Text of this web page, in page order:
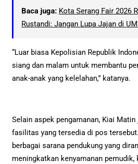
Baca juga: Kota Serang Fair 2026
Rustandi: Jangan Lupa Jajan di
“Luar biasa Kepolisian Republik
siang dan malam untuk membantu
anak-anak yang kelelahan,” katanya.
Selain aspek pengamanan, Kiai
fasilitas yang tersedia di pos
berbagai sarana pendukung yang
meningkatkan kenyamanan pemudik,